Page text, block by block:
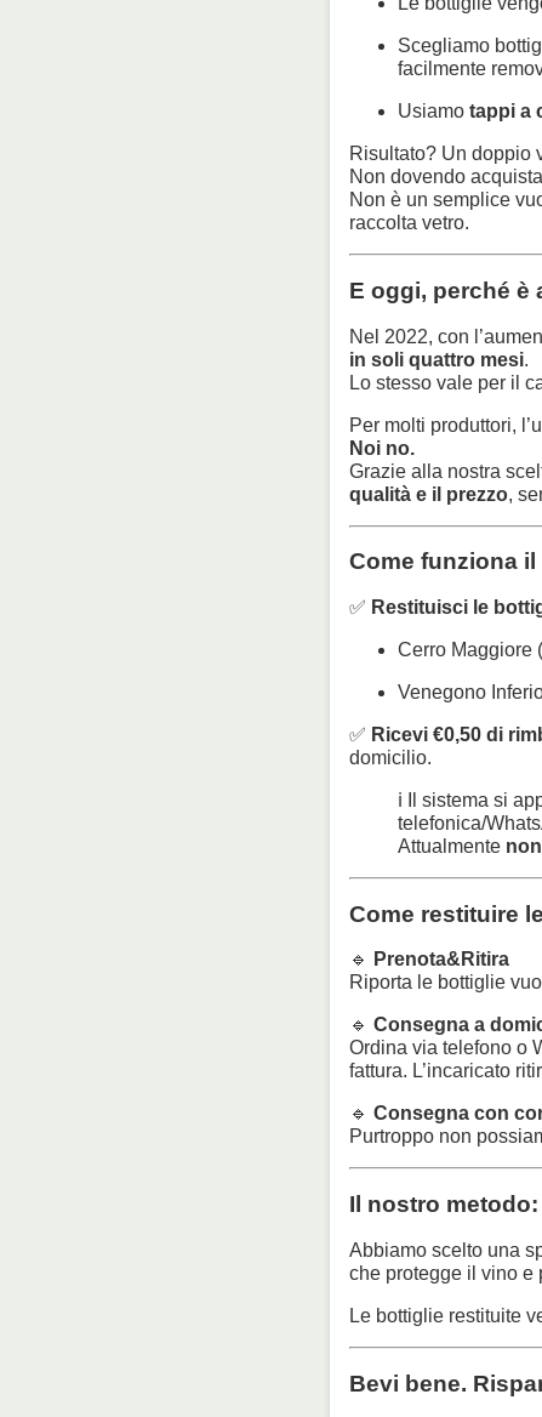
Scegliamo
facilmente
Usiamo tappi a
Risultato? Un doppio
Non dovendo
Non è un semplice
raccolta vetro.
E oggi, perché è
Nel 2022, con
in soli quattro mesi.
Lo stesso vale per il
Per molti produttori,
Noi no.
Grazie alla nostra
qualità e il prezzo,
Come funziona il
✅ Restituisci le
Cerro Maggiore
Venegono
✅ Ricevi €0,50 di
domicilio.
ℹ️ Il sistema si
telefonica/
Attualmente
Come restituire
🔹
Prenota&Ritira
Riporta le bottiglie
🔹 Consegna a
Ordina via telefono o
fattura. L’incaricato
🔹 Consegna con
Purtroppo non
Il nostro
Abbiamo scelto una
che protegge il vino e
Le bottiglie restituite
Bevi bene.